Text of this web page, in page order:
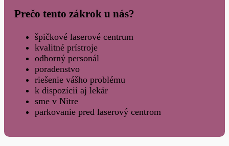
Prečo tento zákrok u nás?
špičkové laserové centrum
kvalitné prístroje
odborný personál
poradenstvo
riešenie vášho problému
k dispozícii aj lekár
sme v Nitre
parkovanie pred laserový centrom